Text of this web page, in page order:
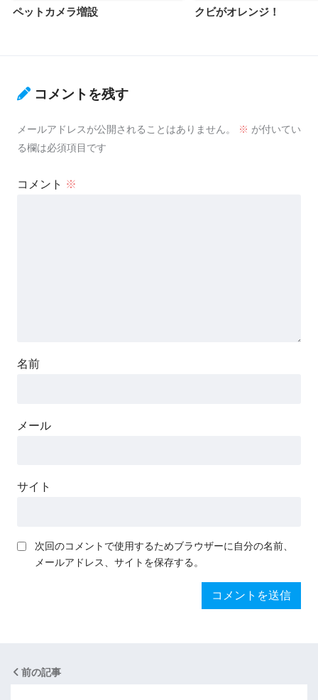
ペットカメラ増設 クビがオレンジ！
コメントを残す
メールアドレスが公開されることはありません。 ※ が付いてい
る欄は必須項目です
コメント ※
名前
メール
サイト
次回のコメントで使用するためブラウザーに自分の名前、
メールアドレス、サイトを保存する。
前の記事